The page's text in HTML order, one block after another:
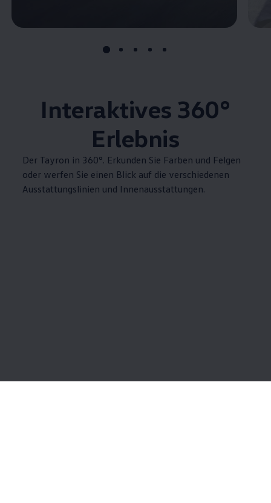
Interaktives 360°
Erlebnis
Der Tayron in 360°. Erkunden Sie Farben und Felgen
oder werfen Sie einen Blick auf die verschiedenen
Ausstattungslinien und Innenausstattungen.